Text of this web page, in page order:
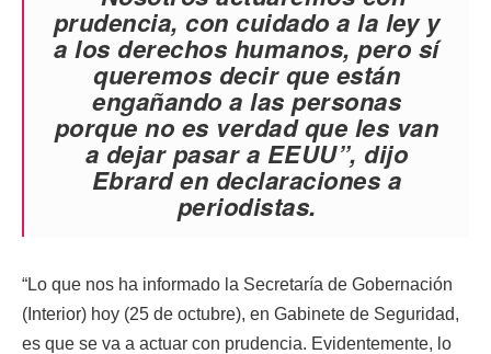
prudencia, con cuidado a la ley y
a los derechos humanos, pero sí
queremos decir que están
engañando a las personas
porque no es verdad que les van
a dejar pasar a EEUU”, dijo
Ebrard en declaraciones a
periodistas.
“Lo que nos ha informado la Secretaría de Gobernación
(Interior) hoy (25 de octubre), en Gabinete de Seguridad,
es que se va a actuar con prudencia. Evidentemente, lo